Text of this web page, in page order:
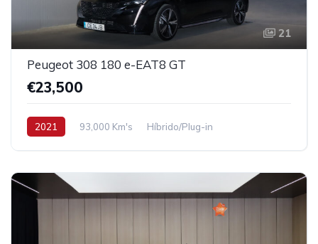
21
Peugeot 308 180 e-EAT8 GT
€23,500
2021 93,000 Km's Híbrido/Plug-in